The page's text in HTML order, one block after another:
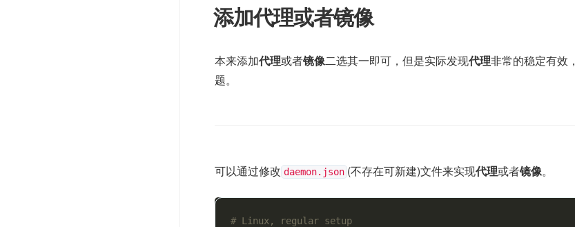
添加代理或者镜像
本来添加代理或者镜像二选其一即可，但是实际发现代理非常的稳定有效，
题。
可以通过修改 daemon.json (不存在可新建)文件来实现代理或者镜像。
# Linux, regular setup